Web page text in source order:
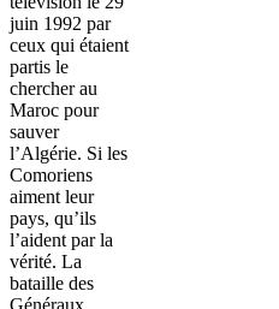
juin 1992 par
ceux qui étaient
partis le
chercher au
Maroc pour
sauver
l’Algérie. Si les
Comoriens
aiment leur
pays, qu’ils
l’aident par la
vérité. La
bataille des
Généraux